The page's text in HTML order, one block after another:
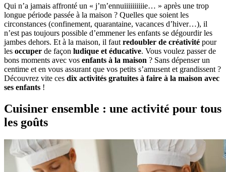
Qui n’a jamais affronté un « j’m’ennuiiiiiiiiiie… » après une trop
longue période passée à la maison ? Quelles que soient les
circonstances (confinement, quarantaine, vacances d’hiver…), il
n’est pas toujours possible d’emmener les enfants se dégourdir les
jambes dehors. Et à la maison, il faut redoubler de créativité pour
les occuper de façon ludique et éducative. Vous voulez passer de
bons moments avec vos enfants à la maison ? Sans dépenser un
centime et en vous assurant que vos petits s’amusent et grandissent ?
Découvrez vite ces dix activités gratuites à faire à la maison avec
ses enfants !
Cuisiner ensemble : une activité pour tous
les goûts